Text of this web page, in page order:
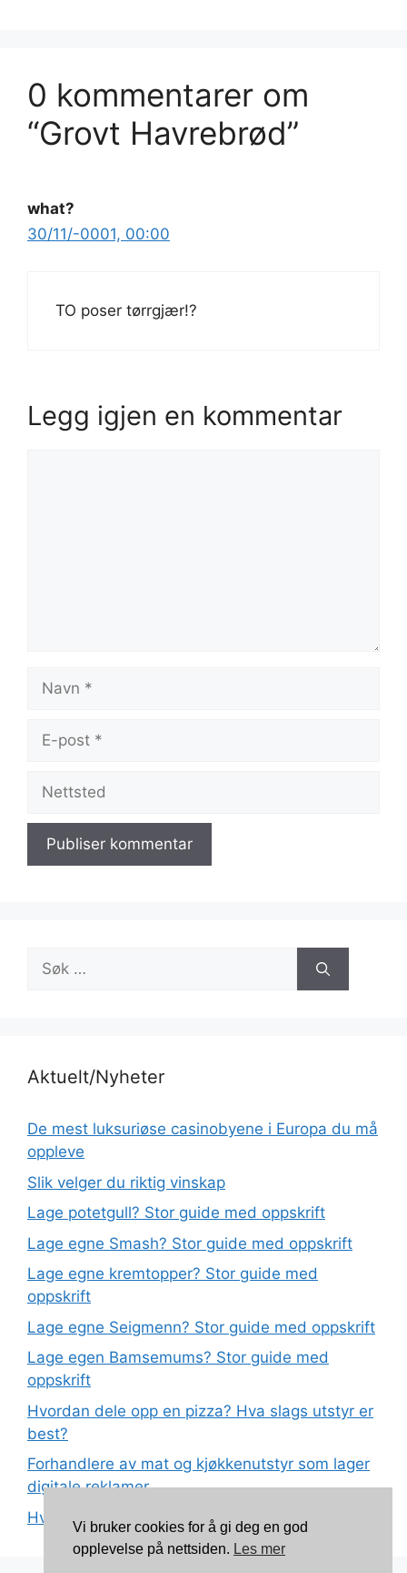
0 kommentarer om
“Grovt Havrebrød”
what?
30/11/-0001, 00:00
TO poser tørrgjær!?
Legg igjen en kommentar
Navn
Nettsted
Søk
etter:
Aktuelt/Nyheter
De mest luksuriøse casinobyene i Europa du må
oppleve
Slik velger du riktig vinskap
Lage potetgull? Stor guide med oppskrift
Lage egne Smash? Stor guide med oppskrift
Lage egne kremtopper? Stor guide med
oppskrift
Lage egne Seigmenn? Stor guide med oppskrift
Lage egen Bamsemums? Stor guide med
oppskrift
Hvordan dele opp en pizza? Hva slags utstyr er
best?
Forhandlere av mat og kjøkkenutstyr som lager
digitale reklamer
Hva betyr det at plast har matkvalitet?
Vi bruker cookies for å gi deg en god
opplevelse på nettsiden. Les mer